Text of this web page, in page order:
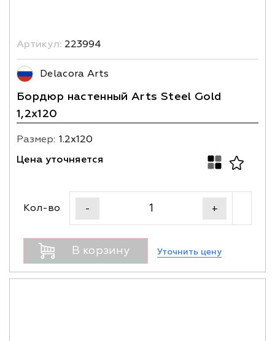
Артикул: 223994
Delacora Arts
Бордюр настенный Arts Steel Gold
1,2х120
Размер: 1.2х120
Цена уточняется
Кол-во - +
В корзину Уточнить цену